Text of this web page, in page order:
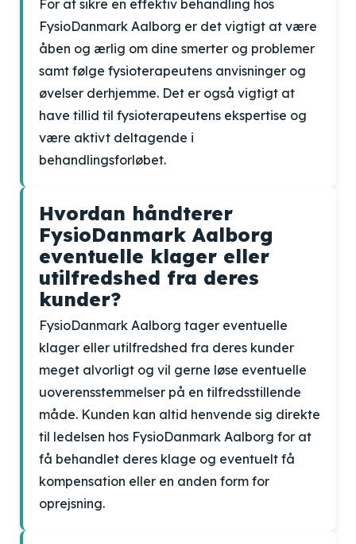
For at sikre en effektiv behandling hos
FysioDanmark Aalborg er det vigtigt at være
åben og ærlig om dine smerter og problemer
samt følge fysioterapeutens anvisninger og
øvelser derhjemme. Det er også vigtigt at
have tillid til fysioterapeutens ekspertise og
være aktivt deltagende i
behandlingsforløbet.
Hvordan håndterer
FysioDanmark Aalborg
eventuelle klager eller
utilfredshed fra deres
kunder?
FysioDanmark Aalborg tager eventuelle
klager eller utilfredshed fra deres kunder
meget alvorligt og vil gerne løse eventuelle
uoverensstemmelser på en tilfredsstillende
måde. Kunden kan altid henvende sig direkte
til ledelsen hos FysioDanmark Aalborg for at
få behandlet deres klage og eventuelt få
kompensation eller en anden form for
oprejsning.